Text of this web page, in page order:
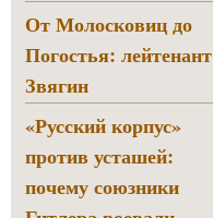
От Молосковиц до
Погостья: лейтенант
Звягин
«Русский корпус»
против усташей:
почему союзники